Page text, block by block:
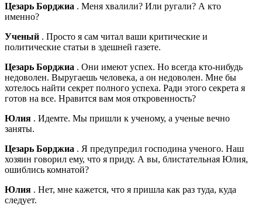
Цезарь Борджиа . Меня хвалили? Или ругали? А кто
именно?
Ученый . Просто я сам читал ваши критические и
политические статьи в здешней газете.
Цезарь Борджиа . Они имеют успех. Но всегда кто-нибудь
недоволен. Выругаешь человека, а он недоволен. Мне бы
хотелось найти секрет полного успеха. Ради этого секрета я
готов на все. Нравится вам моя откровенность?
Юлия . Идемте. Мы пришли к ученому, а ученые вечно
заняты.
Цезарь Борджиа . Я предупредил господина ученого. Наш
хозяин говорил ему, что я приду. А вы, блистательная Юлия,
ошиблись комнатой?
Юлия . Нет, мне кажется, что я пришла как раз туда, куда
следует.